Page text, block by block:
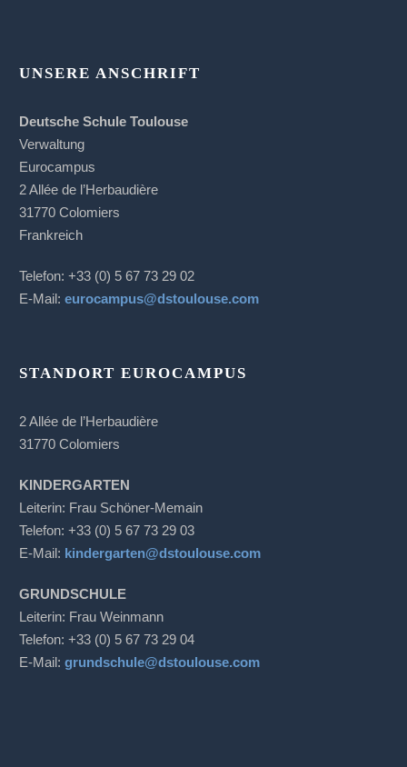
UNSERE ANSCHRIFT
Deutsche Schule Toulouse
Verwaltung
Eurocampus
2 Allée de l’Herbaudière
31770 Colomiers
Frankreich
Telefon: +33 (0) 5 67 73 29 02
E-Mail:eurocampus@dstoulouse.com
STANDORT EUROCAMPUS
2 Allée de l’Herbaudière
31770 Colomiers
KINDERGARTEN
Leiterin: Frau Schöner-Memain
Telefon: +33 (0) 5 67 73 29 03
E-Mail: kindergarten@dstoulouse.com
GRUNDSCHULE
Leiterin: Frau Weinmann
Telefon: +33 (0) 5 67 73 29 04
E-Mail:grundschule@dstoulouse.com